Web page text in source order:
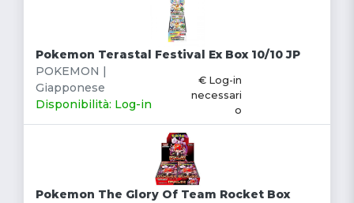
Pokemon Terastal Festival Ex Box 10/10 JP
POKEMON |
Giapponese
Disponibilità: Log-in
€ Log-in
necessari
o
Pokemon The Glory Of Team Rocket Box